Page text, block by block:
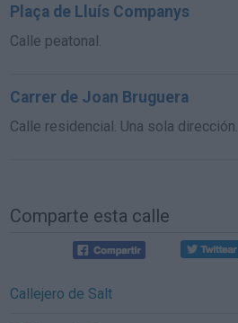
Plaça de Lluís Companys
Calle peatonal.
Carrer de Joan Bruguera
Calle residencial. Una sola dirección.
Comparte esta calle
Callejero de Salt